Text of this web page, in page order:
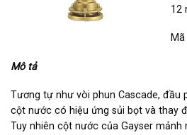
12
Mô tả
Tương tự như vòi phun Cascade, đầu
cột nước có hiệu ứng sủi bọt và thay
Tuy nhiên cột nước của Gayser